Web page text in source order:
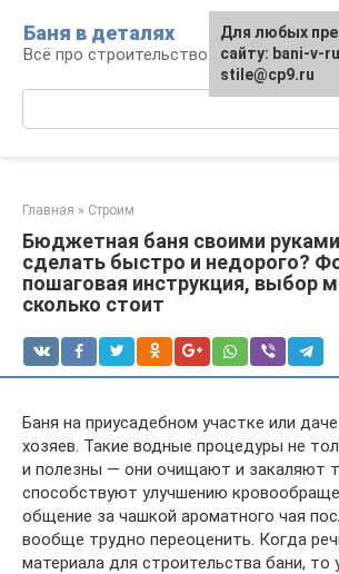
контенту
Баня в деталях
Всё про строительство и
Главная » Строим
Бюджетная баня своими
сделать быстро и недорого?
пошаговая инструкция, выбор
сколько стоит
Баня на приусадебном участке или
хозяев. Такие водные процедуры не
и полезны — они очищают и закаляют
способствуют улучшению
общение за чашкой ароматного чая
вообще трудно переоценить. Когда
материала для строительства бани, то
Для любых
сайту: bani-v-
stile@cp9.ru